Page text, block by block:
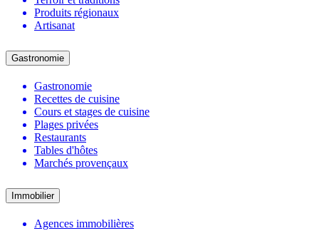
Produits régionaux
Artisanat
Gastronomie
Gastronomie
Recettes de cuisine
Cours et stages de cuisine
Plages privées
Restaurants
Tables d'hôtes
Marchés provençaux
Immobilier
Agences immobilières